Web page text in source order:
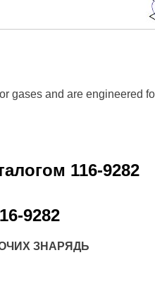
gases and are engineered
116-9282
9282
ЗНАРЯДЬ